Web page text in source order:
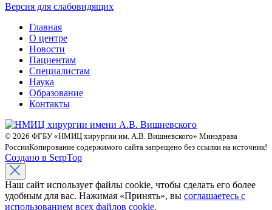
Версия для слабовидящих
Главная
О центре
Новости
Пациентам
Специалистам
Наука
Образование
Контакты
© 2026 ФГБУ «НМИЦ хирургии им. А.В. Вишневского» Минздрава
РоссииКопирование содержимого сайта запрещено без ссылки на источник!
Создано в SerpTop
Наш сайт использует файлы cookie, чтобы сделать его более
удобным для вас. Нажимая «Принять», вы соглашаетесь с
использованием всех файлов cookie.